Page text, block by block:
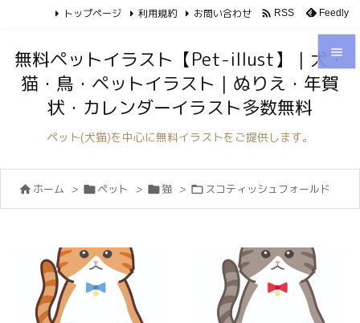



前へ
トップページ 利用規約 お問い合わせ  RSS Feedly
無料ペットイラスト【Pet-illust】｜犬・
猫・鳥・ペットイラスト｜ぬりえ・年賀
状・カレンダーイラスト多数無料
ペット(犬猫)を中心に無料イラストをご提供します。
 ホーム > ペット > 猫 >  スコティッシュフォールド